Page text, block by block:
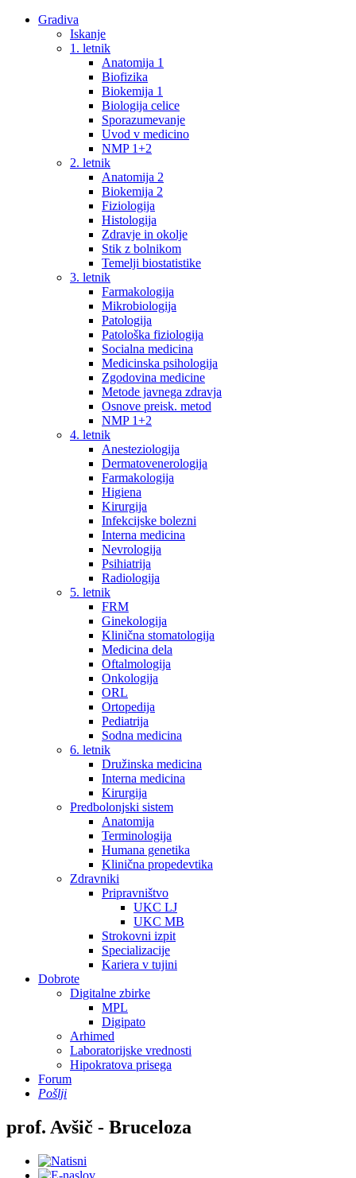
Gradiva
Iskanje
1. letnik
Anatomija 1
Biofizika
Biokemija 1
Biologija celice
Sporazumevanje
Uvod v medicino
NMP 1+2
2. letnik
Anatomija 2
Biokemija 2
Fiziologija
Histologija
Zdravje in okolje
Stik z bolnikom
Temelji biostatistike
3. letnik
Farmakologija
Mikrobiologija
Patologija
Patološka fiziologija
Socialna medicina
Medicinska psihologija
Zgodovina medicine
Metode javnega zdravja
Osnove preisk. metod
NMP 1+2
4. letnik
Anesteziologija
Dermatovenerologija
Farmakologija
Higiena
Kirurgija
Infekcijske bolezni
Interna medicina
Nevrologija
Psihiatrija
Radiologija
5. letnik
FRM
Ginekologija
Klinična stomatologija
Medicina dela
Oftalmologija
Onkologija
ORL
Ortopedija
Pediatrija
Sodna medicina
6. letnik
Družinska medicina
Interna medicina
Kirurgija
Predbolonjski sistem
Anatomija
Terminologija
Humana genetika
Klinična propedevtika
Zdravniki
Pripravništvo
UKC LJ
UKC MB
Strokovni izpit
Specializacije
Kariera v tujini
Dobrote
Digitalne zbirke
MPL
Digipato
Arhimed
Laboratorijske vrednosti
Hipokratova prisega
Forum
Pošlji
prof. Avšič - Bruceloza